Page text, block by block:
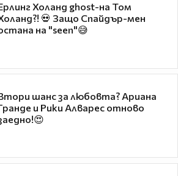
Холанд ghost-на Том
💀 Защо Спайдър-мен
на "seen"😅
шанс за любовта? Ариана
и Рики Алварес отново